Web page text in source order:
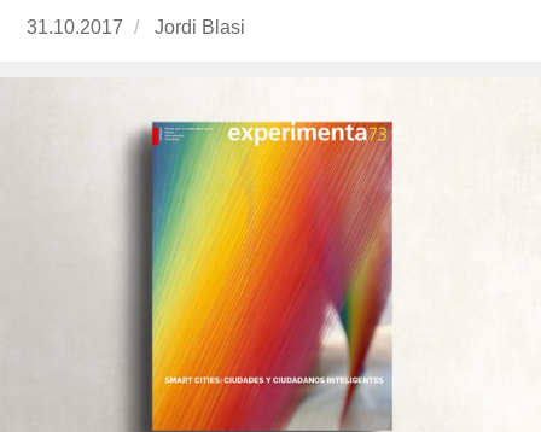
Publicado
31.10.2017
https://www.experimenta.es/author/jordi-
Jordi Blasi